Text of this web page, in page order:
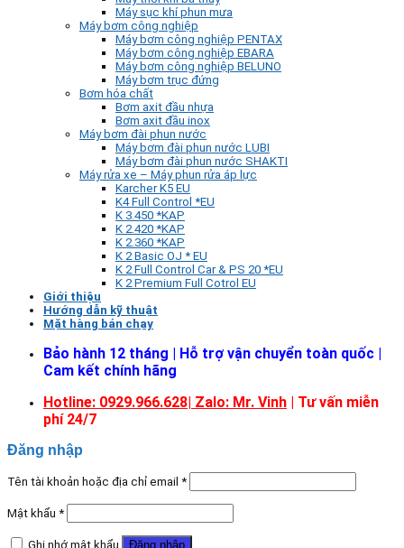
Máy sục khí phun mưa
Máy bơm công nghiệp
Máy bơm công nghiệp PENTAX
Máy bơm công nghiệp EBARA
Máy bơm công nghiệp BELUNO
Máy bơm trục đứng
Bơm hóa chất
Bơm axit đầu nhựa
Bơm axit đầu inox
Máy bơm đài phun nước
Máy bơm đài phun nước LUBI
Máy bơm đài phun nước SHAKTI
Máy rửa xe – Máy phun rửa áp lực
Karcher K5 EU
K4 Full Control *EU
K 3.450 *KAP
K 2.420 *KAP
K 2.360 *KAP
K 2 Basic OJ * EU
K 2 Full Control Car & PS 20 *EU
K 2 Premium Full Cotrol EU
Giới thiệu
Hướng dẫn kỹ thuật
Mặt hàng bán chạy
Bảo hành 12 tháng | Hỗ trợ vận chuyển toàn quốc |
Cam kết chính hãng
Hotline: 0929.966.628| Zalo: Mr. Vinh | Tư vấn miễn
phí 24/7
Đăng nhập
Tên tài khoản hoặc địa chỉ email *
Mật khẩu *
Ghi nhớ mật khẩu Đăng nhập